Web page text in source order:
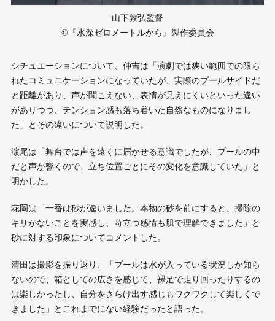
山下敦弘監督
©︎『水深ゼロメートルから』製作委員会
シチュエーションについて、仲吉は「演劇では狭い範囲での限ら
れたコミュニケーションになっていたが、実際のプールサイドだ
と距離があり、声が聞こえない、表情が見えにくいといった違い
がありつつ、テンション感も落ち着いた自然なものになりまし
た」とその違いについて説明した。
濵尾は「舞台では声を遠くに届かせる意識でしたが、プールの中
だと声が響くので、立ち位置ごとにその変化を意識していた」と
明かした。
花岡は「一番は砂が違いました。本物の砂を前にすると、掃除の
キリがないことを実感し、苛立つ感情も肌で理解できました」と
砂に対する印象についてコメントした。
清田は撮影を振り返り、「プールは水が入っている状況しか知ら
ないので、箱としての広さを感じて、裸足で走り回ったりするの
は楽しかったし、自分をさらけ出す感じもワクワクして楽しくで
きました」とこれまでにない経験だったと語った。